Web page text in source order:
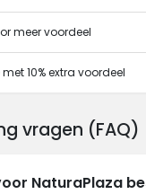
meer voordeel
10% extra voordeel
vragen (FAQ)
NaturaPlaza